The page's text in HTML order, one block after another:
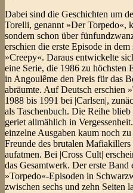
Dabei sind die Geschichten um
Torelli, genannt »Der Torpedo«,
sondern schon über
erschien die erste Episode in
»Creepy«. Daraus entwickelte
eine Serie, die 1986 zu höchsten
in Angoulême den Preis für das
abräumte. Auf Deutsch erschien
1988 bis 1991 bei |Carlsen|,
als Taschenbuch. Die Reihe
geriet allmählich in
einzelne Ausgaben kaum noch
Freunde des brutalen
aufatmen. Bei |Cross Cult|
das Gesamtwerk. Der erste Band
»Torpedo«-Episoden in
zwischen sechs und zehn Seiten